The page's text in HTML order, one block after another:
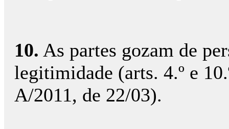
10. As partes gozam de
legitimidade (arts. 4.º e
A/2011, de 22/03).